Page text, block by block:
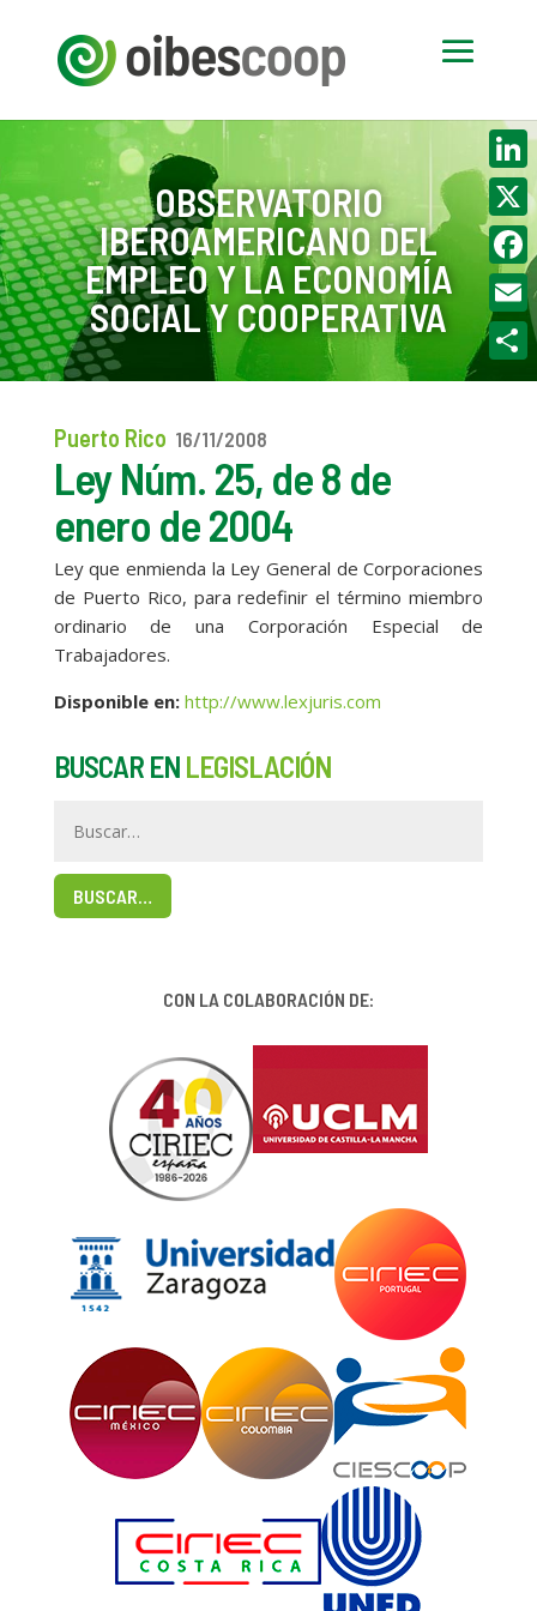
OBSERVATORIO
IBEROAMERICANO DEL
EMPLEO Y LA ECONOMÍA
SOCIAL Y COOPERATIVA
Puerto Rico 16/11/2008
Ley Núm. 25, de 8 de
enero de 2004
Ley que enmienda la Ley General de Corporaciones
de Puerto Rico, para redefinir el término miembro
ordinario de una Corporación Especial de
Trabajadores.
Disponible en: http://www.lexjuris.com
BUSCAR EN LEGISLACIÓN
BUSCAR…
CON LA COLABORACIÓN DE:
X
Email